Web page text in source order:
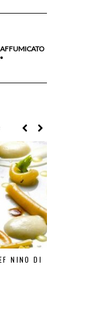
NINO DI